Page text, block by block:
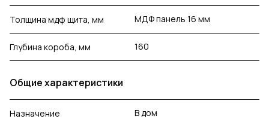
Толщина мдф щита, мм МДФ панель 16 мм
Глубина короба, мм 160
Общие характеристики
Назначение В дом